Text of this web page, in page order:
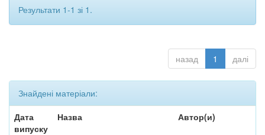
Результати 1-1 зі 1.
назад 1 далі
Знайдені матеріали:
Дата
випуску
Назва Автор(и)